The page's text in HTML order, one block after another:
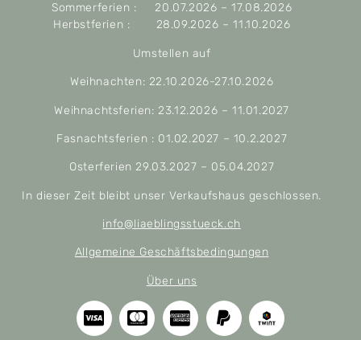
Sommerferien : 20.07.2026 – 17.08.2026
Herbstferien : 28.09.2026 – 11.10.2026
Umstellen auf
Weihnachten: 22.10.2026-27.10.2026
Weihnachtsferien: 23.12.2026 – 11.01.2027
Fasnachtsferien : 01.02.2027 – 10.2.2027
Osterferien 29.03.2027 – 05.04.2027
In dieser Zeit bleibt unser Verkaufshaus geschlossen.
info@liaeblingsstueck.ch
Allgemeine Geschäftsbedingungen
Über uns